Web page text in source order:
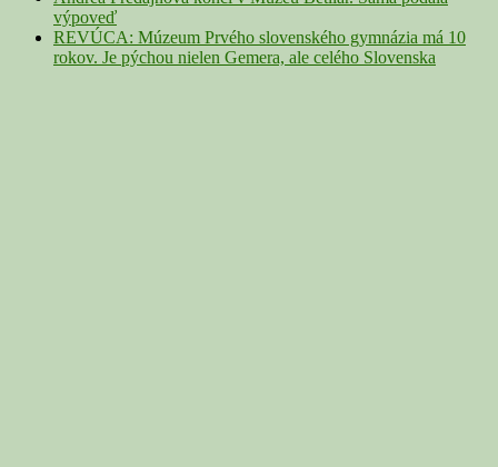
výpoveď
REVÚCA: Múzeum Prvého slovenského gymnázia má 10
rokov. Je pýchou nielen Gemera, ale celého Slovenska